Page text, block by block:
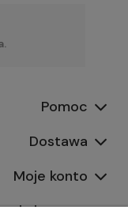
Pomoc
Dostawa
Moje konto
i zwroty